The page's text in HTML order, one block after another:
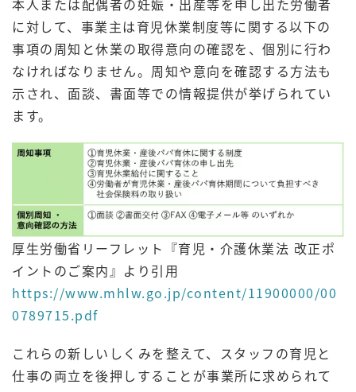
に対して、事業主は育児休業制度等に関する以下の
事項の周知と休業の取得意向の確認を、個別に行わ
なければなりません。周知や意向を確認する方法も
示され、面談、書面等での情報提供が挙げられてい
ます。
厚生労働省リーフレット『育児・介護休業法 改正ポ
イントのご案内』より引用
https://www.mhlw.go.jp/content/11900000/00
0789715.pdf
これらの新しいしくみを整えて、スタッフの育児と
仕事の両立を後押しすることが事業所に求められて